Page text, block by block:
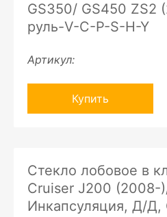
GS350/ GS450 ZS2
руль-V-C-P-S-H-Y
Артикул:
Купить
Стекло лобовое в
Cruiser J200 (2008-
Инкапсуляция, Д/Д,